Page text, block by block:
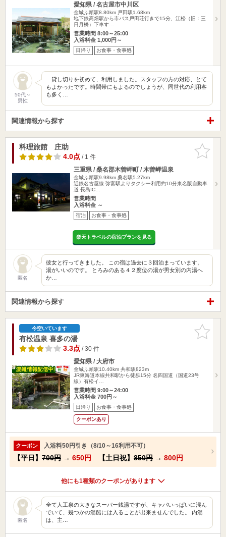
愛知県 / 名古屋市中川区
金城ふ頭駅8.80km 戸田駅1.68km
地下鉄高畑駅から市バス戸田荘行きで15分、江松（旧：三
日月橋）下車す…
営業時間 8:00～25:00
入浴料金 1,000円～
日帰り お食事・食事処
50代～
男性
貸し切りを初めて、利用しました。スタッフの方の対応、とて
もよかったです。時間帯にもよるのでしょうが、同世代の利用客
も多く…
関連情報から探す
お気に入
りに追加
料理旅館 庄助
4.0点/ 1 件
三重県 / 桑名郡木曽岬町 / 木曽岬温泉
金城ふ頭駅9.98km 桑名駅5.27km
近鉄名古屋線 弥富駅よりタクシー利用約10分東名阪自動車
道 長島IC…
営業時間
入浴料金 ～
宿泊 お食事・食事処
楽天トラベルの宿泊プランを見る
匿名
彼女と行ってきました。 この宿は過去に３回泊まっています。
湯がいいのです。 とろみのある４２度位の湯が男女別の内湯へ
か…
関連情報から探す
お気に入
りに追加
今空いています
有松温泉 喜多の湯
3.3点/ 30 件
愛知県 / 大府市
金城ふ頭駅10.40km 共和駅823m
JR東海道本線共和駅から徒歩15分 名四国道（国道23号
線）有松イ…
営業時間 9:00～24:00
入浴料金 700円～
日帰り お食事・食事処
クーポンあり
クーポン 入浴料50円引き（8/10～16利用不可）
【平日】 700円 → 650円 【土日祝】 850円 → 800円
他にも1種類のクーポンがあります
匿名
全て人工泉の大きなスーパー銭湯ですが、キャパいっぱいに混ん
でいて、幾つかの湯船には入ることが出来ませんでした。 内湯
は、主…